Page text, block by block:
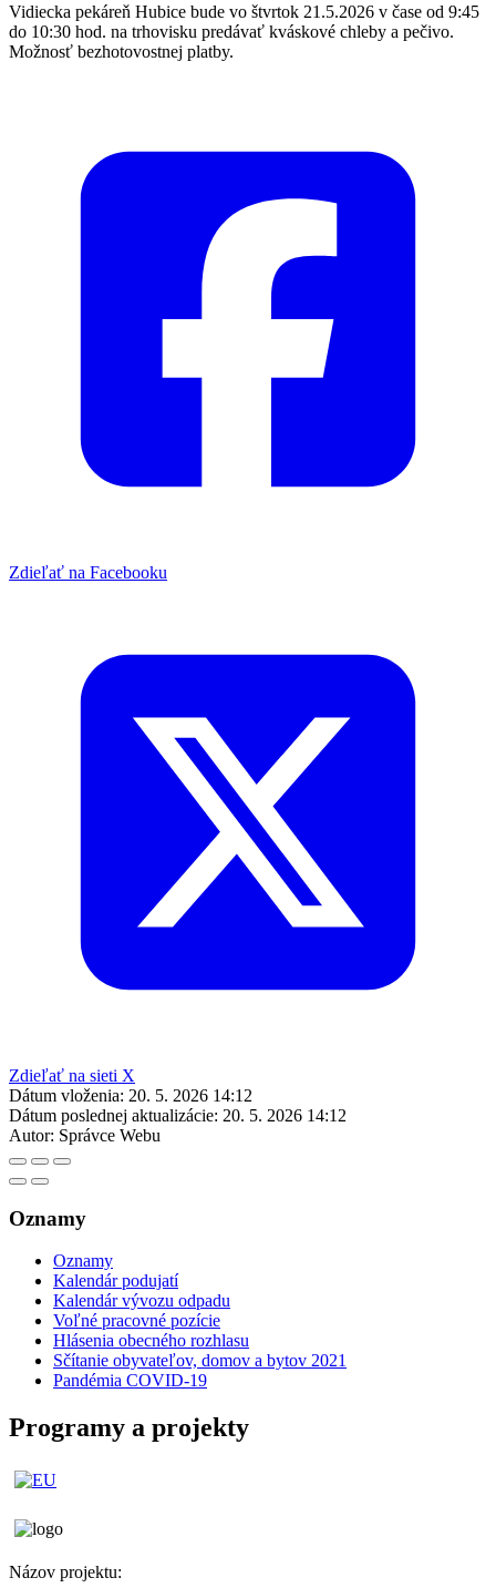
Vidiecka pekáreň Hubice bude vo štvrtok 21.5.2026 v čase od 9:45
do 10:30 hod. na trhovisku predávať kváskové chleby a pečivo.
Možnosť bezhotovostnej platby.
Zdieľať na Facebooku
Zdieľať na sieti X
Dátum vloženia: 20. 5. 2026 14:12
Dátum poslednej aktualizácie: 20. 5. 2026 14:12
Autor: Správce Webu
Oznamy
Oznamy
Kalendár podujatí
Kalendár vývozu odpadu
Voľné pracovné pozície
Hlásenia obecného rozhlasu
Sčítanie obyvateľov, domov a bytov 2021
Pandémia COVID-19
Programy a projekty
Názov projektu: